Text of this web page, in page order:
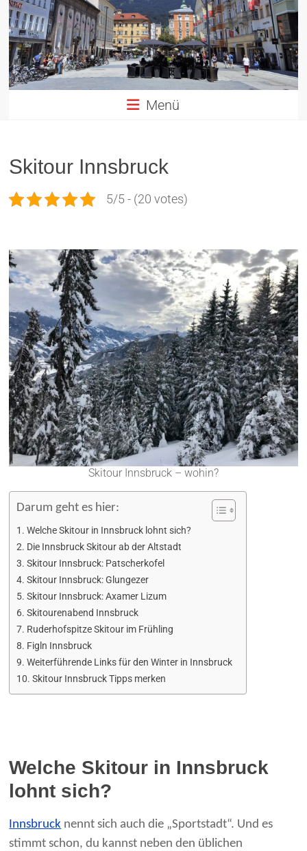
Altstadt
Innsbruck
in
TIROL
Menü
Skitour Innsbruck
5/5 - (20 votes)
Skitour Innsbruck – wohin?
Darum geht es hier:
Welche Skitour in Innsbruck lohnt sich?
Die Innsbruck Skitour ab der Altstadt
Skitour Innsbruck: Patscherkofel
Skitour Innsbruck: Glungezer
Skitour Innsbruck: Axamer Lizum
Skitourenabend Innsbruck
Ruderhofspitze Skitour im Frühling
Figln Innsbruck
Weiterführende Links für den Winter in Innsbruck
Skitour Innsbruck Tipps merken
Welche Skitour in Innsbruck
lohnt sich?
Innsbruck nennt sich auch die „Sportstadt“. Und es
stimmt schon, du kannst neben den üblichen